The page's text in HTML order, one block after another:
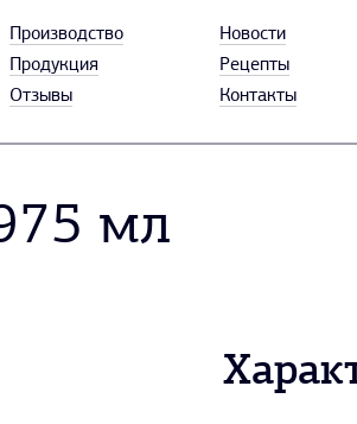
Производство
Продукция
Отзывы
Новости
Рецепты
Контакты
мл